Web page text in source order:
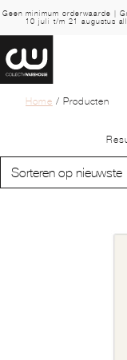
Geen minimum orderwaarde |
10 juli t/m 21 augustus
Home / Producten